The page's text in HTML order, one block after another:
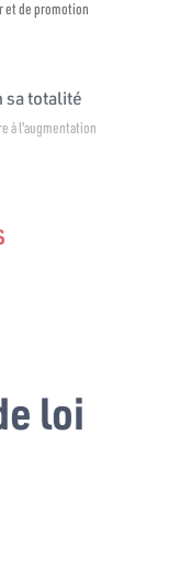
et de promotion
sa totalité
à l'augmentation
loi